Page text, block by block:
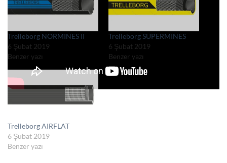
Trelleborg NORMINES II
6 Şubat 2019
Benzer yazı
Trelleborg SUPERMINES
6 Şubat 2019
Benzer yazı
Trelleborg AIRFLAT
6 Şubat 2019
Benzer yazı